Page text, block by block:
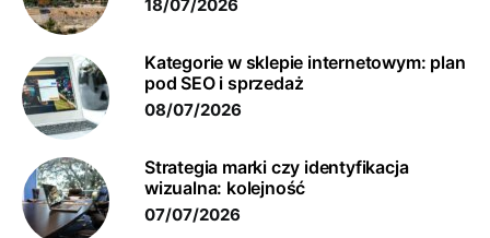
18/07/2026
Kategorie w sklepie internetowym: plan
pod SEO i sprzedaż
08/07/2026
Strategia marki czy identyfikacja
wizualna: kolejność
07/07/2026